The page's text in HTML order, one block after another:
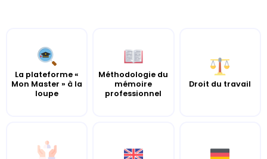
La plateforme «
Mon Master » à la
loupe
Méthodologie du
mémoire
professionnel
Droit du travail